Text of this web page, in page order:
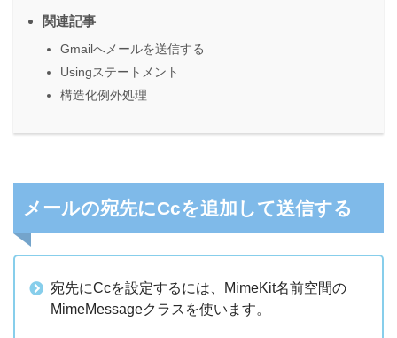
関連記事
Gmailへメールを送信する
Usingステートメント
構造化例外処理
メールの宛先にCcを追加して送信する
宛先にCcを設定するには、MimeKit名前空間の
MimeMessageクラスを使います。